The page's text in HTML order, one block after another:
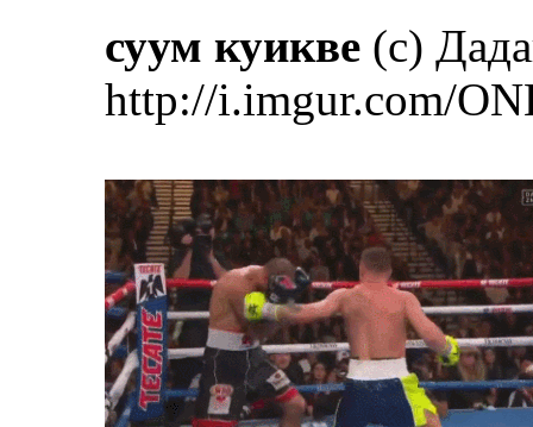
суум куикве (с)
http://i.imgur.com/